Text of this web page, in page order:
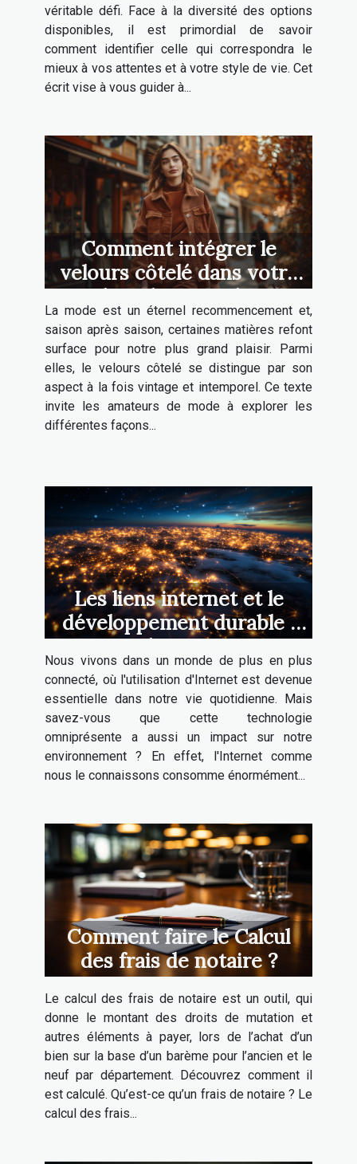
véritable défi. Face à la diversité des options
disponibles, il est primordial de savoir
comment identifier celle qui correspondra le
mieux à vos attentes et à votre style de vie. Cet
écrit vise à vous guider à...
Comment intégrer le
velours côtelé dans votre
garde-robe quotidienne
La mode est un éternel recommencement et,
saison après saison, certaines matières refont
surface pour notre plus grand plaisir. Parmi
elles, le velours côtelé se distingue par son
aspect à la fois vintage et intemporel. Ce texte
invite les amateurs de mode à explorer les
différentes façons...
Les liens internet et le
développement durable :
quel rapport ?
Nous vivons dans un monde de plus en plus
connecté, où l'utilisation d'Internet est devenue
essentielle dans notre vie quotidienne. Mais
savez-vous que cette technologie
omniprésente a aussi un impact sur notre
environnement ? En effet, l'Internet comme
nous le connaissons consomme énormément...
Comment faire le Calcul
des frais de notaire ?
Le calcul des frais de notaire est un outil, qui
donne le montant des droits de mutation et
autres éléments à payer, lors de l’achat d’un
bien sur la base d’un barème pour l’ancien et le
neuf par département. Découvrez comment il
est calculé. Qu’est-ce qu’un frais de notaire ? Le
calcul des frais...